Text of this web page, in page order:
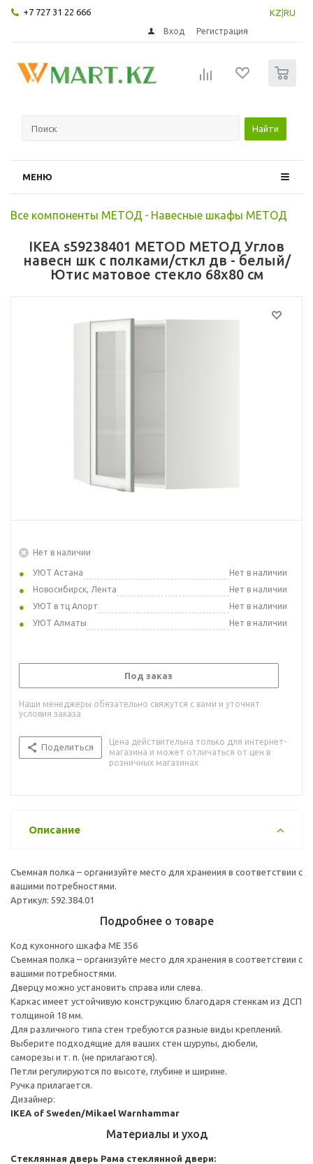
+7 727 31 22 666 KZ RU
Вход Регистрация
Найти
МЕНЮ
Все компоненты МЕТОД - Навесные шкафы МЕТОД
IKEA s59238401 METOD МЕТОД Углов
навесн шк с полками/сткл дв - белый/
Ютис матовое стекло 68x80 см
Нет в наличии
УЮТ Астана
Нет в наличии
Новосибирск, Лента
Нет в наличии
УЮТ в тц Апорт
Нет в наличии
УЮТ Алматы
Нет в наличии
Под заказ
Наши менеджеры обязательно свяжутся с вами и уточнят
условия заказа
Поделиться
Цена действительна только для интернет-
магазина и может отличаться от цен в
розничных магазинах
Описание
Съемная полка – организуйте место для хранения в соответствии с
вашими потребностями.
Артикул: 592.384.01
Подробнее о товаре
Код кухонного шкафа ME 356
Съемная полка – организуйте место для хранения в соответствии с
вашими потребностями.
Дверцу можно установить справа или слева.
Каркас имеет устойчивую конструкцию благодаря стенкам из ДСП
толщиной 18 мм.
Для различного типа стен требуются разные виды креплений.
Выберите подходящие для ваших стен шурупы, дюбели,
саморезы и т. п. (не прилагаются).
Петли регулируются по высоте, глубине и ширине.
Ручка прилагается.
Дизайнер:
IKEA of Sweden/Mikael Warnhammar
Материалы и уход
Стеклянная дверь Рама стеклянной двери: